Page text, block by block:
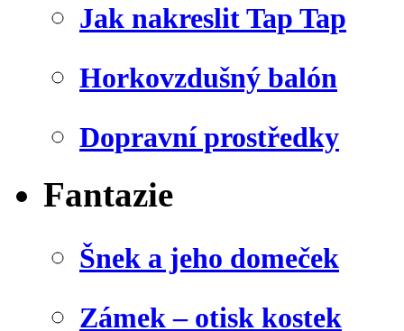
Jak nakreslit Tap Tap
Horkovzdušný balón
Dopravní prostředky
Fantazie
Šnek a jeho domeček
Zámek – otisk kostek